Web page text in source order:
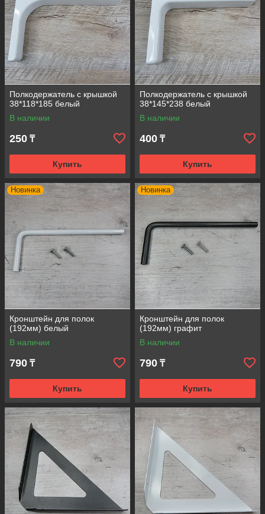
Полкодержатель с крышкой
38*118*185 белый
В наличии
250 ₸
Купить
Полкодержатель с крышкой
38*145*238 белый
В наличии
400 ₸
Купить
Новинка
Кронштейн для полок
(192мм) белый
В наличии
790 ₸
Купить
Новинка
Кронштейн для полок
(192мм) графит
В наличии
790 ₸
Купить